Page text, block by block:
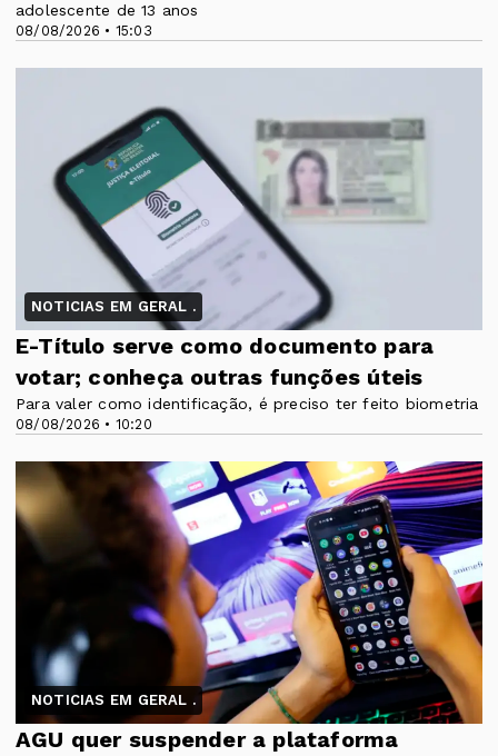
08/08/2026 • 15:03
adolescente de 13 anos
NOTICIAS EM GERAL .
08/08/2026 • 10:20
E-Título serve como documento para
votar; conheça outras funções úteis
Para valer como identificação, é preciso ter feito biometria
NOTICIAS EM GERAL .
AGU quer suspender a plataforma